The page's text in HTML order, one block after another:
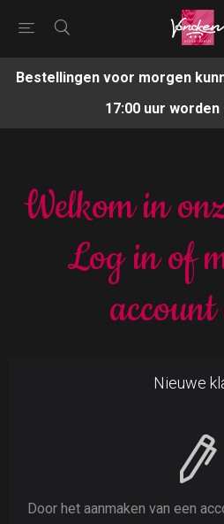
Bestellingen voor morgen
17:00 uur
Welkom in
Log in of
Nieuwe
Door het aanmaken van een